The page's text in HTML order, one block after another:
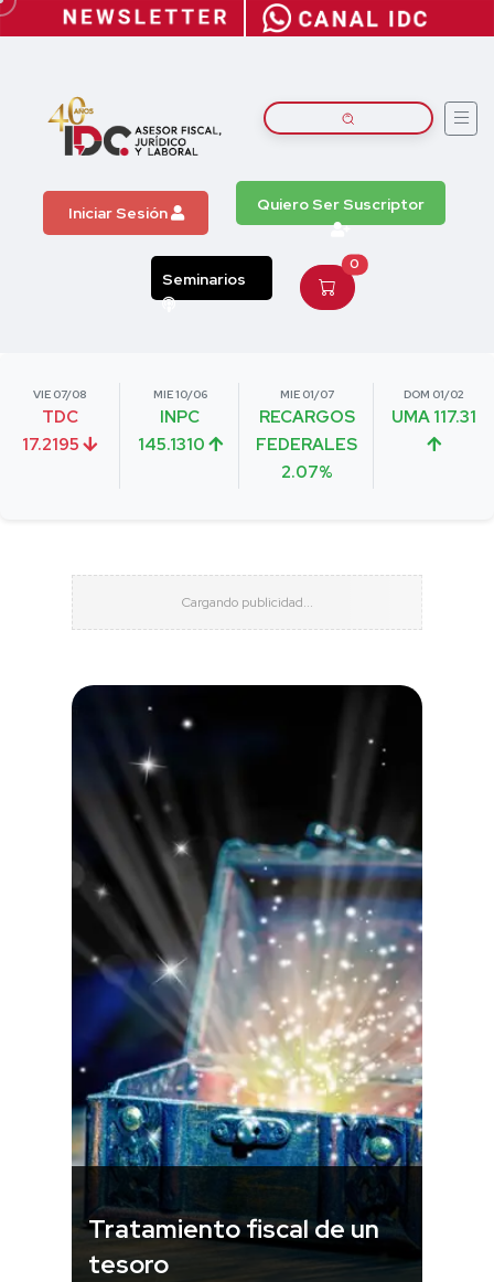
Iniciar Sesión Quiero Ser Suscriptor
Seminarios
0
VIE 07/08
TDC
17.2195
MIE 10/06
INPC
145.1310
MIE 01/07
RECARGOS
FEDERALES
2.07%
DOM 01/02
UMA 117.31
Tratamiento fiscal de un
tesoro